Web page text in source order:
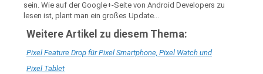
sein. Wie auf der Google+-Seite von Android Developers zu
lesen ist, plant man ein großes Update...
Weitere Artikel zu diesem Thema:
Pixel Feature Drop für Pixel Smartphone, Pixel Watch und
Pixel Tablet